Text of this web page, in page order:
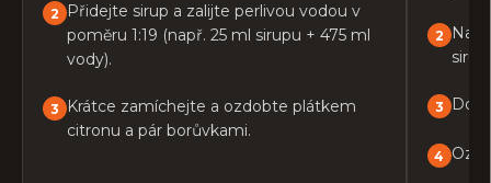
Přidejte sirup a zalijte perlivou vodou v
poměru 1:19 (např. 25 ml sirupu + 475 ml
vody).
Krátce zamíchejte a ozdobte plátkem
citronu a pár borůvkami.